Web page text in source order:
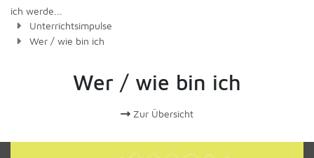
ich werde...
Unterrichtsimpulse
Wer / wie bin ich
Wer / wie bin ich
Zur Übersicht